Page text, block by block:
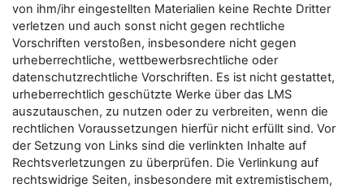
von ihm/ihr eingestellten Materialien keine Rechte Dritter
verletzen und auch sonst nicht gegen rechtliche
Vorschriften verstoßen, insbesondere nicht gegen
urheberrechtliche, wettbewerbsrechtliche oder
datenschutzrechtliche Vorschriften. Es ist nicht gestattet,
urheberrechtlich geschützte Werke über das LMS
auszutauschen, zu nutzen oder zu verbreiten, wenn die
rechtlichen Voraussetzungen hierfür nicht erfüllt sind. Vor
der Setzung von Links sind die verlinkten Inhalte auf
Rechtsverletzungen zu überprüfen. Die Verlinkung auf
rechtswidrige Seiten, insbesondere mit extremistischem,